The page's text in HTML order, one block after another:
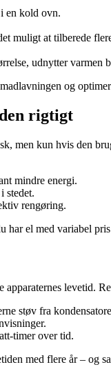
en kold ovn.
muligt at tilberede
udnytter varmen
og
rigtigt
men kun hvis den
mindre energi.
stedet.
rengøring.
har el med variabel
levetid.
støv fra
timer over tid.
med flere år – og